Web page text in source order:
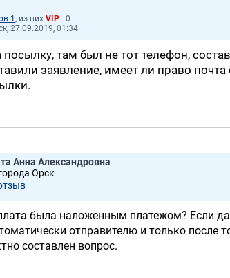
1 , из них VIP - 0
27.09.2019, 01:34
там был не тот телефон,
заявление, имеет ли право почта
Анна Александровна
Орск
была наложенным платежом? Если
отправителю и только после
составлен вопрос.